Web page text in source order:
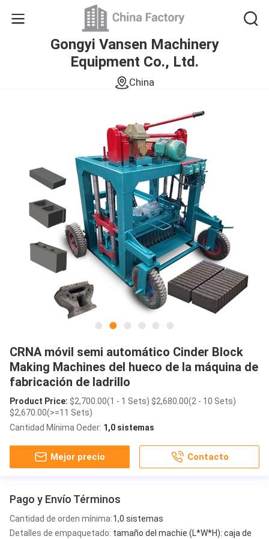
Gongyi Vansen Machinery
Equipment Co., Ltd.
China
CRNA móvil semi automático Cinder Block
Making Machines del hueco de la máquina de
fabricación de ladrillo
Product Price: $2,700.00(1 - 1 Sets) $2,680.00(2 - 10 Sets)
$2,670.00(>=11 Sets)
Cantidad Mínima Oeder: 1,0 sistemas
Mejor precio Contacto
Pago y Envío Términos
Cantidad de orden mínima:1,0 sistemas
Detalles de empaquetado: tamaño del machie (L*W*H): caja de